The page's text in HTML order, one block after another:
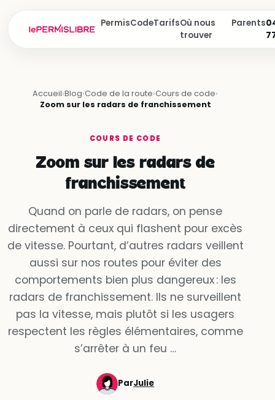
PermisCodeTarifsOù nous
trouver
Parents
Accueil›Blog›Code de la route›Cours de code›
Zoom sur les radars de franchissement
COURS DE CODE
Zoom sur les radars de
franchissement
Quand on parle de radars, on pense
directement à ceux qui flashent pour excès
de vitesse. Pourtant, d’autres radars veillent
aussi sur nos routes pour éviter des
comportements bien plus dangereux : les
radars de franchissement. Ils ne surveillent
pas la vitesse, mais plutôt si les usagers
respectent les règles élémentaires, comme
s’arrêter à un feu …
ParJulie